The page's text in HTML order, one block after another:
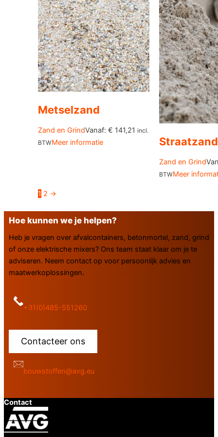
Metselzand
Zand en GrindVanaf: € 141,21 incl.
BTWMeer informatie Straatzand
Zand en Grind
BTWMeer
1 2 →
Hoe kunnen we je helpen?
Heb je vragen over afvalcontainers, betonmortel, zand, grind
of onze elektrische mixers? Ons team staat klaar om je te
adviseren. Neem contact op voor persoonlijk advies en
maatwerkoplossingen.
+31(0)485-551260
Contacteer ons
bouwstoffen@avg.eu
Contact